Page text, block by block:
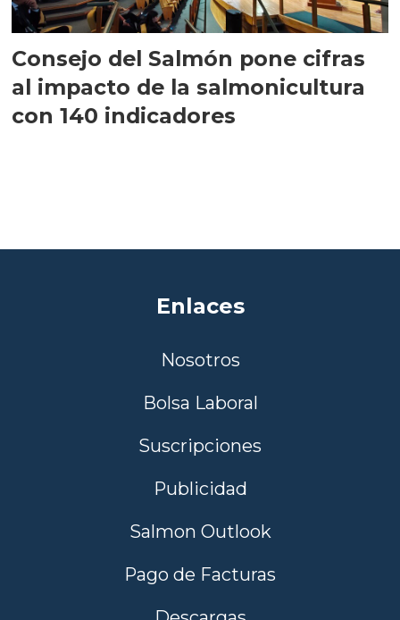
Consejo del Salmón pone cifras
al impacto de la salmonicultura
con 140 indicadores
Enlaces
Nosotros
Bolsa Laboral
Suscripciones
Publicidad
Salmon Outlook
Pago de Facturas